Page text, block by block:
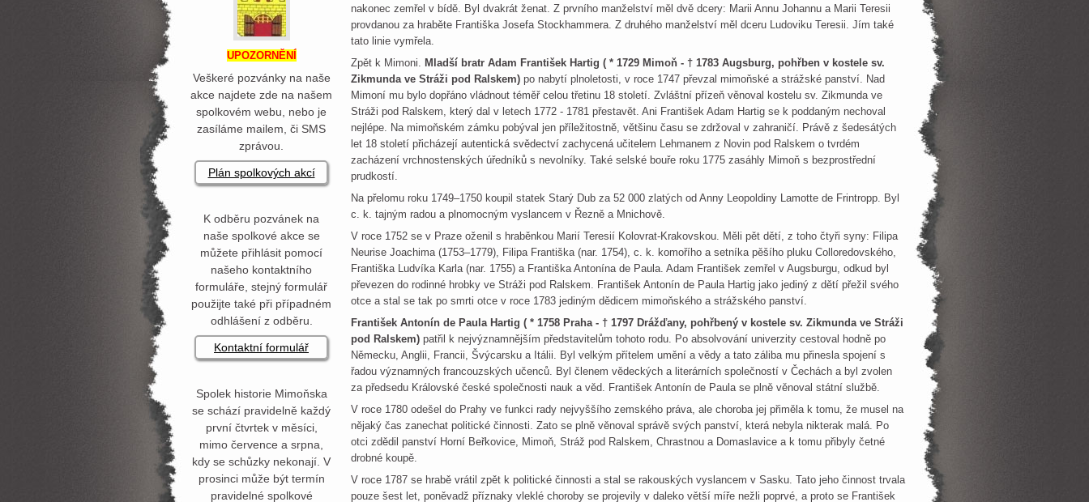
nakonec zemřel v bídě. Byl dvakrát ženat. Z prvního manželství měl dvě dcery: Marii Annu Johannu a Marii Teresii
provdanou za hraběte Františka Josefa Stockhammera. Z druhého manželství měl dceru Ludoviku Teresii. Jím také
tato linie vymřela.
Zpět k Mimoni. Mladší bratr Adam František Hartig ( * 1729 Mimoň - † 1783 Augsburg, pohřben v kostele sv.
Zikmunda ve Stráži pod Ralskem) po nabytí plnoletosti, v roce 1747 převzal mimoňské a strážské panství. Nad
Mimoní mu bylo dopřáno vládnout téměř celou třetinu 18 století. Zvláštní přízeň věnoval kostelu sv. Zikmunda ve
Stráži pod Ralskem, který dal v letech 1772 - 1781 přestavět. Ani František Adam Hartig se k poddaným nechoval
nejlépe. Na mimoňském zámku pobýval jen příležitostně, většinu času se zdržoval v zahraničí. Právě z šedesátých
let 18 století přicházejí autentická svědectví zachycená učitelem Lehmanem z Novin pod Ralskem o tvrdém
zacházení vrchnostenských úředníků s nevolníky. Také selské bouře roku 1775 zasáhly Mimoň s bezprostřední
prudkostí.
Na přelomu roku 1749–1750 koupil statek Starý Dub za 52 000 zlatých od Anny Leopoldiny Lamotte de Frintropp. Byl
c. k. tajným radou a plnomocným vyslancem v Řezně a Mnichově.
V roce 1752 se v Praze oženil s hraběnkou Marií Teresií Kolovrat-Krakovskou. Měli pět dětí, z toho čtyři syny: Filipa
Neurise Joachima (1753–1779), Filipa Františka (nar. 1754), c. k. komořího a setníka pěšího pluku Colloredovského,
Františka Ludvíka Karla (nar. 1755) a Františka Antonína de Paula. Adam František zemřel v Augsburgu, odkud byl
převezen do rodinné hrobky ve Stráži pod Ralskem. František Antonín de Paula Hartig jako jediný z dětí přežil svého
otce a stal se tak po smrti otce v roce 1783 jediným dědicem mimoňského a strážského panství.
František Antonín de Paula Hartig ( * 1758 Praha - † 1797 Drážďany, pohřbený v kostele sv. Zikmunda ve Stráži
pod Ralskem) patřil k nejvýznamnějším představitelům tohoto rodu. Po absolvování univerzity cestoval hodně po
Německu, Anglii, Francii, Švýcarsku a Itálii. Byl velkým přítelem umění a vědy a tato záliba mu přinesla spojení s
řadou významných francouzských učenců. Byl členem vědeckých a literárních společností v Čechách a byl zvolen
za předsedu Královské české společnosti nauk a věd. František Antonín de Paula se plně věnoval státní službě.
V roce 1780 odešel do Prahy ve funkci rady nejvyššího zemského práva, ale choroba jej přiměla k tomu, že musel na
nějaký čas zanechat politické činnosti. Zato se plně věnoval správě svých panství, která nebyla nikterak malá. Po
otci zdědil panství Horní Beřkovice, Mimoň, Stráž pod Ralskem, Chrastnou a Domaslavice a k tomu přibyly četné
drobné koupě.
V roce 1787 se hrabě vrátil zpět k politické činnosti a stal se rakouských vyslancem v Sasku. Tato jeho činnost trvala
pouze šest let, poněvadž příznaky vleklé choroby se projevily v daleko větší míře nežli poprvé, a proto se František
UPOZORNĚNÍ
Veškeré pozvánky na naše
akce najdete zde na našem
spolkovém webu, nebo je
zasíláme mailem, či SMS
zprávou.
Plán spolkových akcí
K odběru pozvánek na
naše spolkové akce se
můžete přihlásit pomocí
našeho kontaktního
formuláře, stejný formulář
použijte také při případném
odhlášení z odběru.
Kontaktní formulář
Spolek historie Mimoňska
se schází pravidelně každý
první čtvrtek v měsíci,
mimo července a srpna,
kdy se schůzky nekonají. V
prosinci může být termín
pravidelné spolkové